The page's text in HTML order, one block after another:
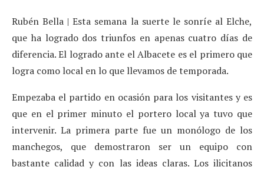
Rubén Bella | Esta semana la suerte le sonríe al Elche,
que ha logrado dos triunfos en apenas cuatro días de
diferencia. El logrado ante el Albacete es el primero que
logra como local en lo que llevamos de temporada.
Empezaba el partido en ocasión para los visitantes y es
que en el primer minuto el portero local ya tuvo que
intervenir. La primera parte fue un monólogo de los
manchegos, que demostraron ser un equipo con
bastante calidad y con las ideas claras. Los ilicitanos